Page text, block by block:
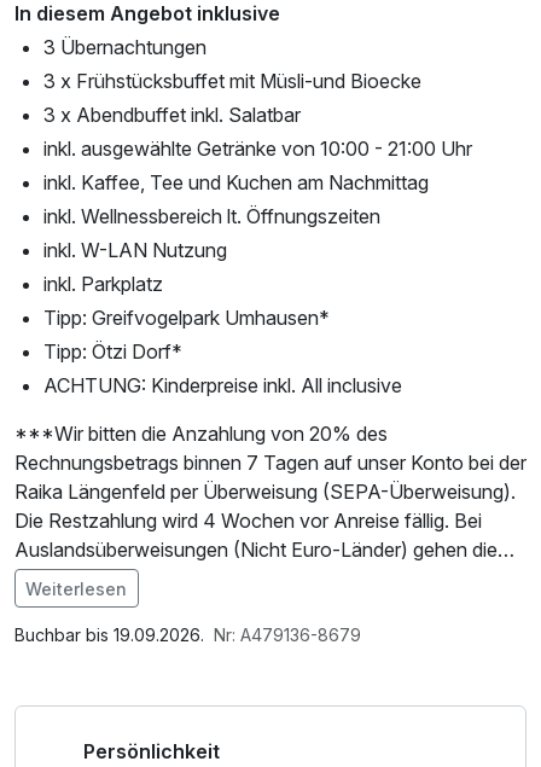
In diesem Angebot inklusive
3 Übernachtungen
3 x Frühstücksbuffet mit Müsli-und Bioecke
3 x Abendbuffet inkl. Salatbar
inkl. ausgewählte Getränke von 10:00 - 21:00 Uhr
inkl. Kaffee, Tee und Kuchen am Nachmittag
inkl. Wellnessbereich lt. Öffnungszeiten
inkl. W-LAN Nutzung
inkl. Parkplatz
Tipp: Greifvogelpark Umhausen*
Tipp: Ötzi Dorf*
ACHTUNG: Kinderpreise inkl. All inclusive
***Wir bitten die Anzahlung von 20% des
Rechnungsbetrags binnen 7 Tagen auf unser Konto bei der
Raika Längenfeld per Überweisung (SEPA-Überweisung).
Die Restzahlung wird 4 Wochen vor Anreise fällig. Bei
Auslandsüberweisungen (Nicht Euro-Länder) gehen die
Transaktionskosten zu Lasten des Auftragsgebers. Sie
erhalten nach Ihrer Buchung direkt vom Hotel eine
separate Email mit den Bankdaten und der Bitte um
kommen.***
Im Angebot enthalten
Saunabenutzung, Parkplatz, Nutzung des
Weiterlesen
Buchbar bis 19.09.2026. Nr: A479136-8679
Persönlichkeit